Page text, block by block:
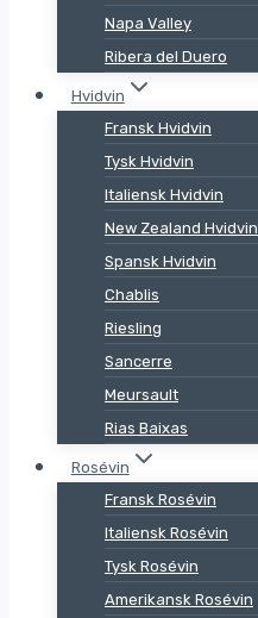
Napa Valley
Ribera del Duero
Hvidvin
Fransk Hvidvin
Tysk Hvidvin
Italiensk Hvidvin
New Zealand Hvidvin
Spansk Hvidvin
Chablis
Riesling
Sancerre
Meursault
Rias Baixas
Rosévin
Fransk Rosévin
Italiensk Rosévin
Tysk Rosévin
Amerikansk Rosévin